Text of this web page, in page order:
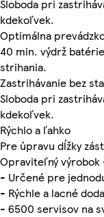
Sloboda pri
kdekoľvek.
Optimálna
40 min. výdrž
strihania.
Zastrihávanie bez
Sloboda pri
kdekoľvek.
Rýchlo a ľahko
Pre úpravu dĺžky
Opraviteľný výrobok
- Určené pre
- Rýchle a lacné
- 6500 servisov na